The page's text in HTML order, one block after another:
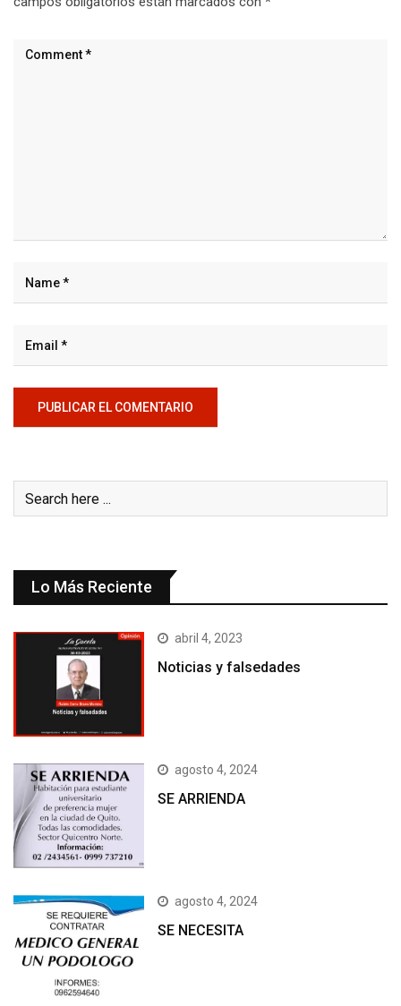
Lo Más Reciente
abril 4, 2023
Noticias y falsedades
agosto 4, 2024
SE ARRIENDA
agosto 4, 2024
SE NECESITA